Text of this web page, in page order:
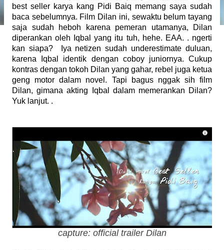
best seller karya kang Pidi Baiq memang saya sudah
baca sebelumnya. Film Dilan ini, sewaktu belum tayang
saja sudah heboh karena pemeran utamanya, Dilan
diperankan oleh Iqbal yang itu tuh, hehe. EAA. . ngerti
kan siapa? Iya netizen sudah underestimate duluan,
karena Iqbal identik dengan coboy juniornya. Cukup
kontras dengan tokoh Dilan yang gahar, rebel juga ketua
geng motor dalam novel. Tapi bagus nggak sih film
Dilan, gimana akting Iqbal dalam memerankan Dilan?
Yuk lanjut. .
capture: official trailer Dilan